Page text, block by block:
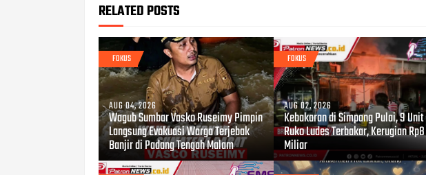
RELATED POSTS
FOKUS
AUG 04, 2026
Wagub Sumbar Vasko Ruseimy Pimpin
Langsung Evakuasi Warga Terjebak
Banjir di Padang Tengah Malam
FOKUS
AUG 02, 2026
Kebakaran di Simpang Pulai, 9 Unit
Ruko Ludes Terbakar, Kerugian Rp8
Miliar